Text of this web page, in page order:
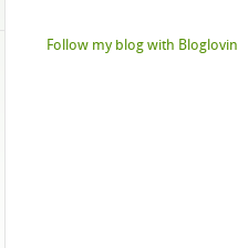
Follow my blog with Bloglovin